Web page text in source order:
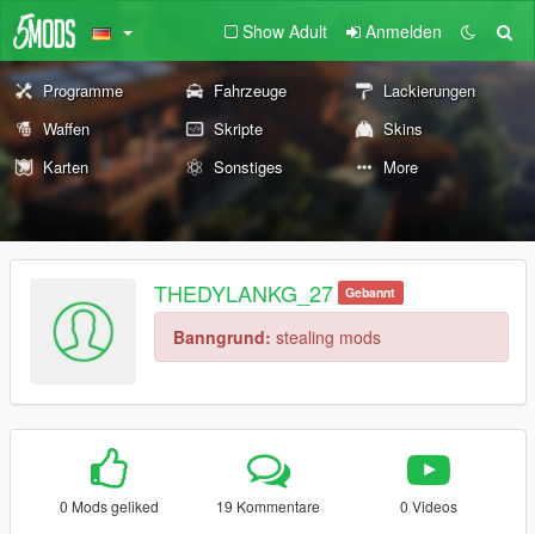
Show Adult Anmelden
Programme Fahrzeuge
Lackierungen
Waffen
Skripte
Skins
Karten
Sonstiges More
THEDYLANKG_27 Gebannt
Banngrund: stealing mods
0 Mods geliked 19 Kommentare 0 Videos